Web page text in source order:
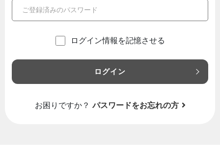
ログイン情報を記憶させる
ログイン
お困りですか？ パスワードをお忘れの方